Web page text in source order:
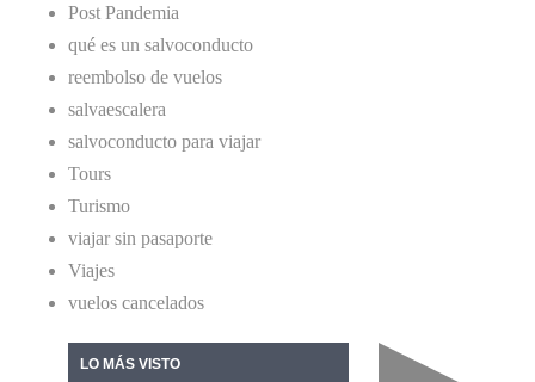
Post Pandemia
qué es un salvoconducto
reembolso de vuelos
salvaescalera
salvoconducto para viajar
Tours
Turismo
viajar sin pasaporte
Viajes
vuelos cancelados
LO MÁS VISTO